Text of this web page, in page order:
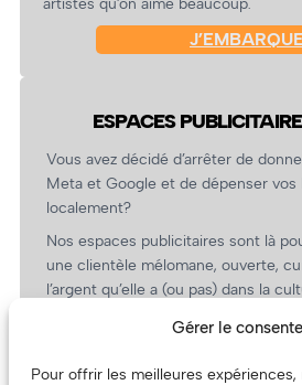
Gérer le
Pour offrir les meilleures expériences,
J’EMBARQUE
ESPACES
Vous avez décidé d’arrêter de
Meta et Google et de dépenser
localement?
Nos espaces publicitaires sont là
une clientèle mélomane, ouverte,
l’argent qu’elle a (ou pas) dans la
revient.